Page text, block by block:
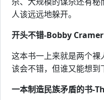
人该远远地躲开。
开头不错-Bobby Cramer
这本书一上来就是两个
该会不错，但谁又能想到
一本制造民族矛盾的书-